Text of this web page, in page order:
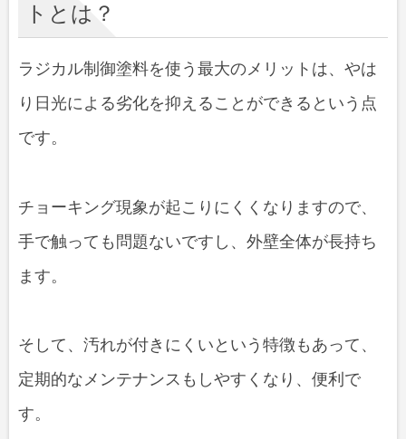
トとは？
ラジカル制御塗料を使う最大のメリットは、やは
り日光による劣化を抑えることができるという点
です。
チョーキング現象が起こりにくくなりますので、
手で触っても問題ないですし、外壁全体が長持ち
ます。
そして、汚れが付きにくいという特徴もあって、
定期的なメンテナンスもしやすくなり、便利で
す。